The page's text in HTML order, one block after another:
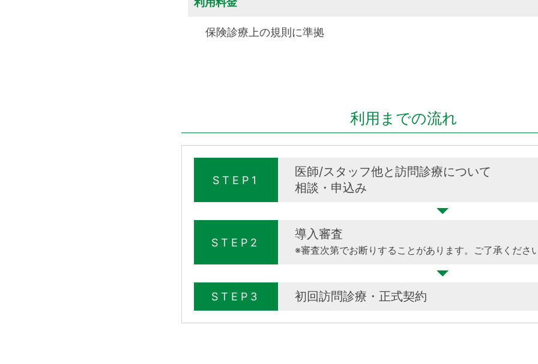
保険診療上の規則に準拠
利用までの流れ
STEP1
医師/スタッフ他と訪問診療について
相談・申込み
STEP2
導入審査
※審査次第でお断りすることがあります。ご了承くださ
STEP3 初回訪問診療・正式契約